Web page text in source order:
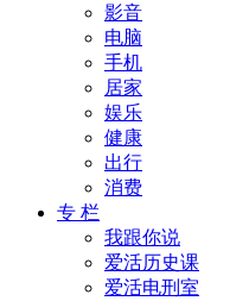
影音
电脑
手机
居家
娱乐
健康
出行
消费
专 栏
我跟你说
爱活历史课
爱活电刑室